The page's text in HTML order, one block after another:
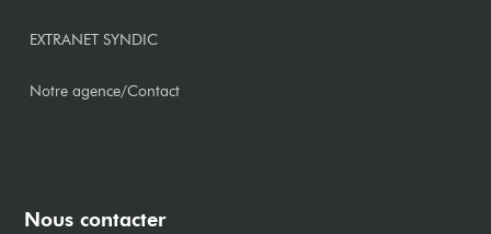
EXTRANET SYNDIC
Notre agence/Contact
Nous contacter